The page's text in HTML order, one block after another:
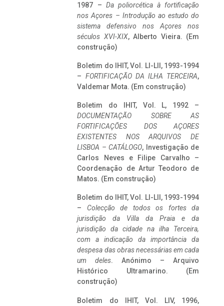
1987 – Da poliorcética à fortificação
nos Açores – Introdução ao estudo do
sistema defensivo nos Açores nos
séculos XVI-XIX, Alberto Vieira. (Em
construção)
Boletim do IHIT, Vol. LI-LII, 1993-1994
– FORTIFICAÇÃO DA ILHA TERCEIRA,
Valdemar Mota. (Em construção)
Boletim do IHIT, Vol. L, 1992 –
DOCUMENTAÇÃO SOBRE AS
FORTIFICAÇÕES DOS AÇORES
EXISTENTES NOS ARQUIVOS DE
LISBOA – CATÁLOGO, Investigação de
Carlos Neves e Filipe Carvalho –
Coordenação de Artur Teodoro de
Matos. (Em construção)
Boletim do IHIT, Vol. LI-LII, 1993-1994
– Colecção de todos os fortes da
jurisdição da Villa da Praia e da
jurisdição da cidade na ilha Terceira,
com a indicação da importância da
despesa das obras necessárias em cada
um deles. Anónimo – Arquivo
Histórico Ultramarino. (Em
construção)
Boletim do IHIT, Vol. LIV, 1996,